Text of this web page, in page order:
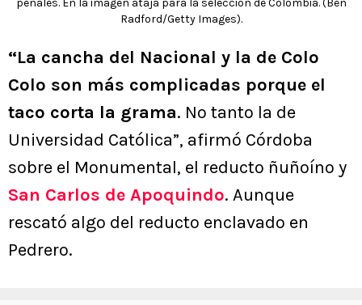
penales. En la imagen ataja para la selección de Colombia. (Ben
Radford/Getty Images).
“La cancha del Nacional y la de Colo
Colo son más complicadas porque el
taco corta la grama. No tanto la de
Universidad Católica”, afirmó Córdoba
sobre el Monumental, el reducto ñuñoíno y
San Carlos de Apoquindo. Aunque
rescató algo del reducto enclavado en
Pedrero.